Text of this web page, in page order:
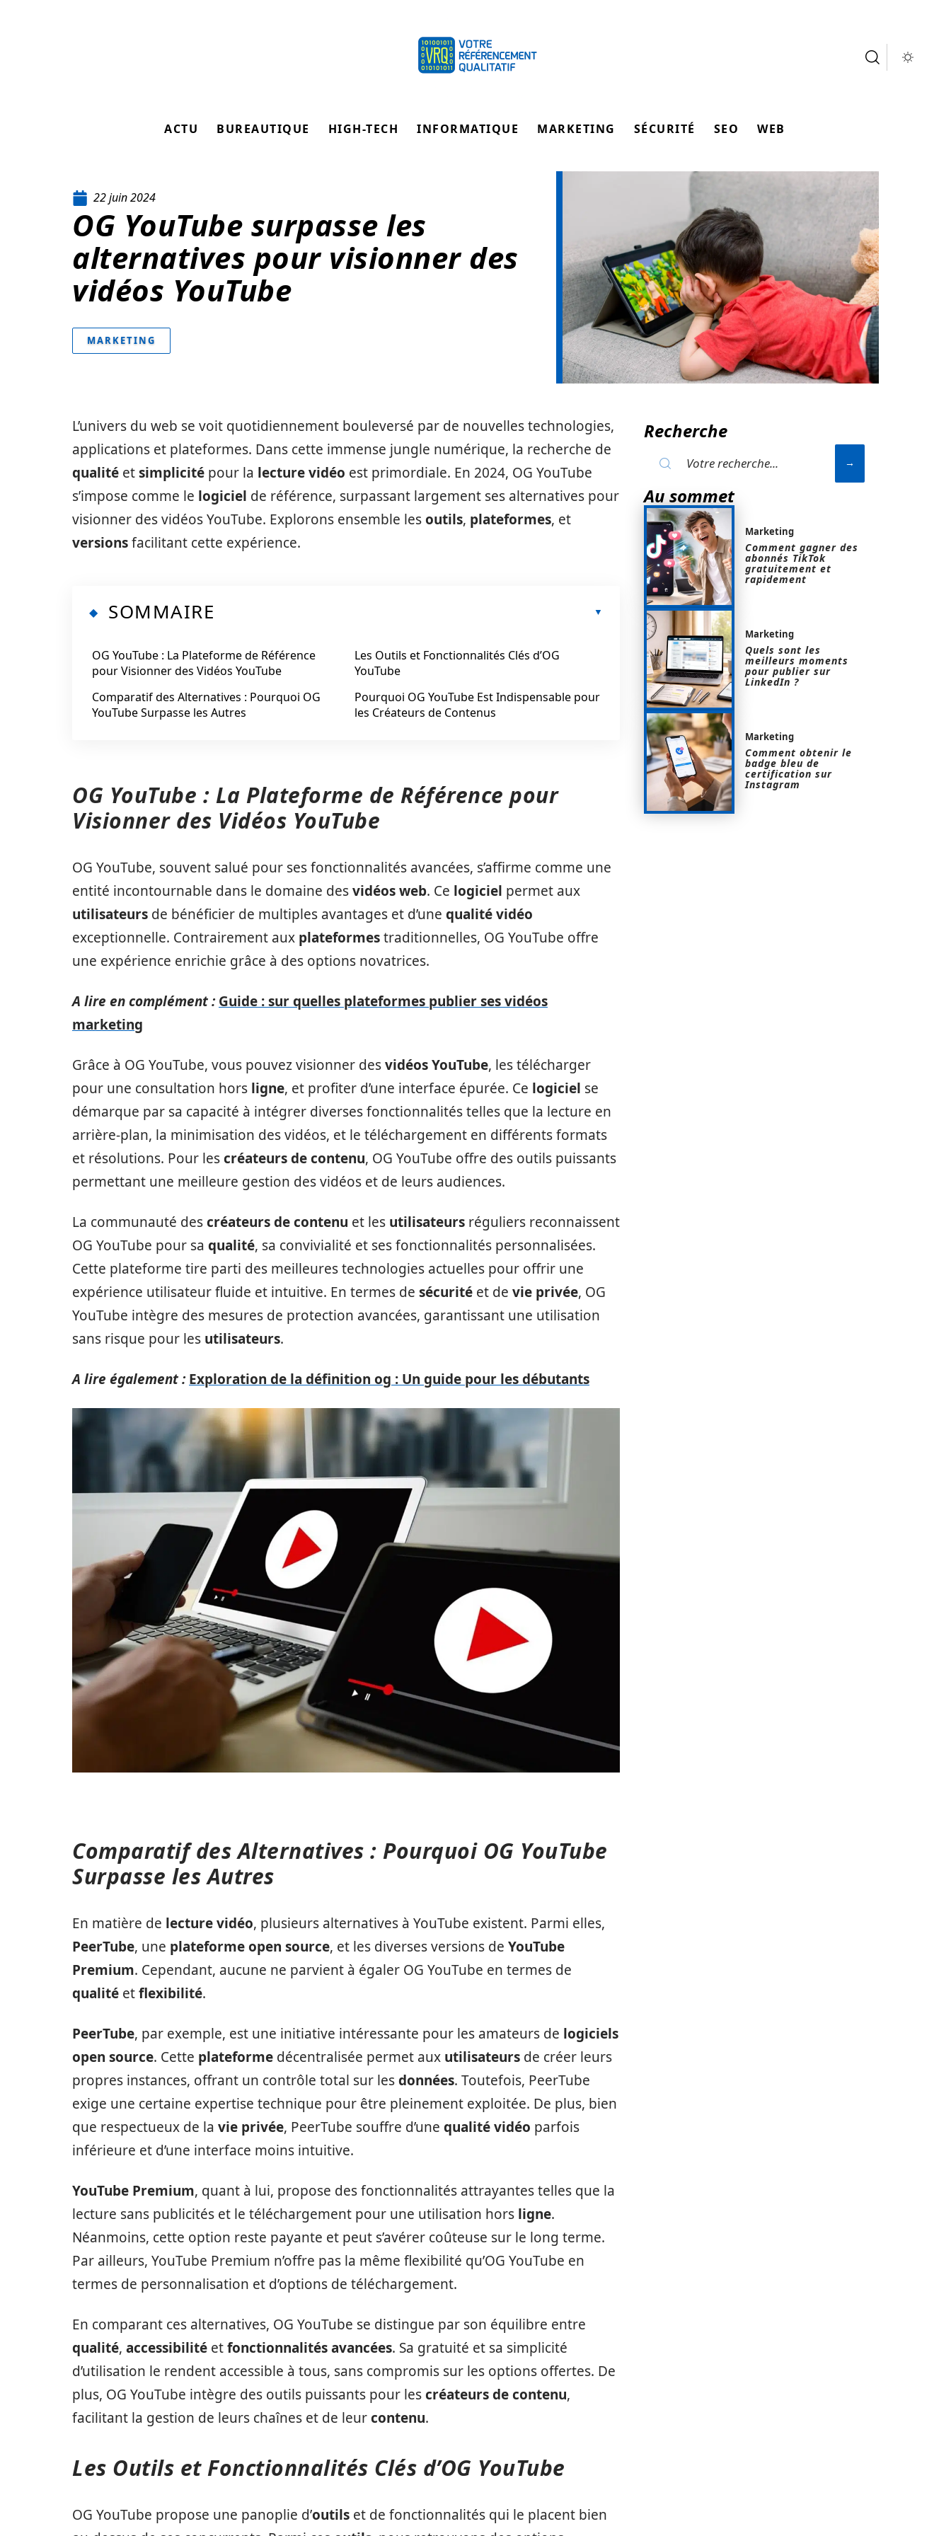
ACTU BUREAUTIQUE HIGH-TECH INFORMATIQUE MARKETING SÉCURITÉ SEO WEB
22 juin 2024
OG YouTube surpasse les
alternatives pour visionner des
vidéos YouTube
MARKETING
L’univers du web se voit quotidiennement bouleversé par de nouvelles technologies,
applications et plateformes. Dans cette immense jungle numérique, la recherche de
qualité etsimplicité pour la lecture vidéo est primordiale. En 2024, OG YouTube
s’impose comme le logiciel de référence, surpassant largement ses alternatives pour
visionner des vidéos YouTube. Explorons ensemble lesoutils, plateformes, et
versionsfacilitant cette expérience.
SOMMAIRE
OG YouTube : La Plateforme de Référence
pour Visionner des Vidéos YouTube
Comparatif des Alternatives : Pourquoi OG
YouTube Surpasse les Autres
Les Outils et Fonctionnalités Clés d’OG
YouTube
Pourquoi OG YouTube Est Indispensable pour
les Créateurs de Contenus
OG YouTube : La Plateforme de Référence pour
Visionner des Vidéos YouTube
OG YouTube, souvent salué pour ses fonctionnalités avancées, s’affirme comme une
entité incontournable dans le domaine desvidéos web. Ce logiciel permet aux
utilisateurs de bénéficier de multiples avantages et d’une qualité vidéo
exceptionnelle. Contrairement aux plateformestraditionnelles, OG YouTube offre
une expérience enrichie grâce à des options novatrices.
A lire en complément : Guide : sur quelles plateformes publier ses vidéos
marketing
Grâce à OG YouTube, vous pouvez visionner desvidéos YouTube, les télécharger
pour une consultation hors ligne, et profiter d’une interface épurée. Ce logiciel se
démarque par sa capacité à intégrer diverses fonctionnalités telles que la lecture en
arrière-plan, la minimisation des vidéos, et le téléchargement en différents formats
et résolutions. Pour lescréateurs de contenu, OG YouTube offre des outils puissants
permettant une meilleure gestion des vidéos et de leurs audiences.
La communauté descréateurs de contenu et les utilisateurs réguliers reconnaissent
OG YouTube pour sa qualité, sa convivialité et ses fonctionnalités personnalisées.
Cette plateforme tire parti des meilleures technologies actuelles pour offrir une
expérience utilisateur fluide et intuitive. En termes de sécurité et de vie privée, OG
YouTube intègre des mesures de protection avancées, garantissant une utilisation
sans risque pour les utilisateurs.
A lire également : Exploration de la définition og : Un guide pour les débutants
Comparatif des Alternatives : Pourquoi OG YouTube
Surpasse les Autres
En matière de lecture vidéo, plusieurs alternatives à YouTube existent. Parmi elles,
PeerTube, une plateforme open source, et les diverses versions de YouTube
Premium. Cependant, aucune ne parvient à égaler OG YouTube en termes de
qualité etflexibilité.
PeerTube, par exemple, est une initiative intéressante pour les amateurs de logiciels
open source. Cette plateforme décentralisée permet aux utilisateurs de créer leurs
propres instances, offrant un contrôle total sur lesdonnées. Toutefois, PeerTube
exige une certaine expertise technique pour être pleinement exploitée. De plus, bien
que respectueux de la vie privée, PeerTube souffre d’une qualité vidéo parfois
inférieure et d’une interface moins intuitive.
YouTube Premium, quant à lui, propose des fonctionnalités attrayantes telles que la
lecture sans publicités et le téléchargement pour une utilisation hors ligne.
Néanmoins, cette option reste payante et peut s’avérer coûteuse sur le long terme.
Par ailleurs, YouTube Premium n’offre pas la même flexibilité qu’OG YouTube en
termes de personnalisation et d’options de téléchargement.
En comparant ces alternatives, OG YouTube se distingue par son équilibre entre
qualité, accessibilité etfonctionnalités avancées. Sa gratuité et sa simplicité
d’utilisation le rendent accessible à tous, sans compromis sur les options offertes. De
plus, OG YouTube intègre des outils puissants pour lescréateurs de contenu,
facilitant la gestion de leurs chaînes et de leurcontenu.
Les Outils et Fonctionnalités Clés d’OG YouTube
OG YouTube propose une panoplie d’outils et de fonctionnalités qui le placent bien
Recherche
Au sommet
Marketing
Comment gagner des
abonnés TikTok
gratuitement et
rapidement
Marketing
Quels sont les
meilleurs moments
pour publier sur
LinkedIn ?
Marketing
Comment obtenir le
badge bleu de
certification sur
Instagram